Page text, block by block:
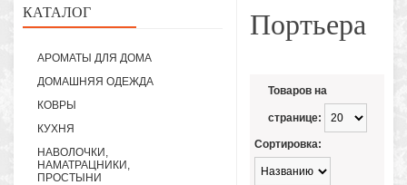
КАТАЛОГ
АРОМАТЫ ДЛЯ ДОМА
ДОМАШНЯЯ ОДЕЖДА
КОВРЫ
КУХНЯ
НАВОЛОЧКИ,
НАМАТРАЦНИКИ,
ПРОСТЫНИ
Портьера
Товаров на
странице:
Сортировка: